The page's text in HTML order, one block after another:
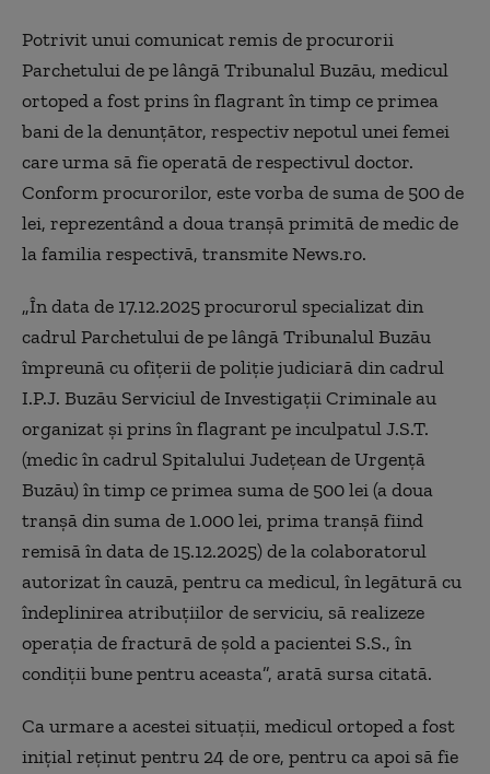
Potrivit unui comunicat remis de procurorii
Parchetului de pe lângă Tribunalul Buzău, medicul
ortoped a fost prins în flagrant în timp ce primea
bani de la denunţător, respectiv nepotul unei femei
care urma să fie operată de respectivul doctor.
Conform procurorilor, este vorba de suma de 500 de
lei, reprezentând a doua tranşă primită de medic de
la familia respectivă, transmite News.ro.
„În data de 17.12.2025 procurorul specializat din
cadrul Parchetului de pe lângă Tribunalul Buzău
împreună cu ofiţerii de poliţie judiciară din cadrul
I.P.J. Buzău Serviciul de Investigaţii Criminale au
organizat şi prins în flagrant pe inculpatul J.S.T.
(medic în cadrul Spitalului Judeţean de Urgenţă
Buzău) în timp ce primea suma de 500 lei (a doua
tranşă din suma de 1.000 lei, prima tranşă fiind
remisă în data de 15.12.2025) de la colaboratorul
autorizat în cauză, pentru ca medicul, în legătură cu
îndeplinirea atribuţiilor de serviciu, să realizeze
operaţia de fractură de şold a pacientei S.S., în
condiţii bune pentru aceasta”, arată sursa citată.
Ca urmare a acestei situaţii, medicul ortoped a fost
iniţial reţinut pentru 24 de ore, pentru ca apoi să fie